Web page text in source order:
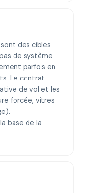
des cibles
de système
parfois en
Le contrat
de vol et les
forcée, vitres
base de la